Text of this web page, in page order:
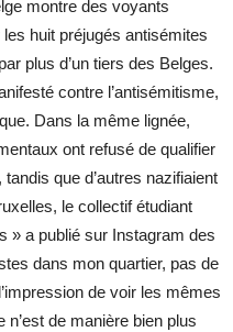
montre des voyants
huit préjugés antisémites
plus d’un tiers des Belges.
contre l’antisémitisme,
Dans la même lignée,
ont refusé de qualifier
que d’autres nazifiaient
le collectif étudiant
» a publié sur Instagram des
dans mon quartier, pas de
de voir les mêmes
n’est de manière bien plus